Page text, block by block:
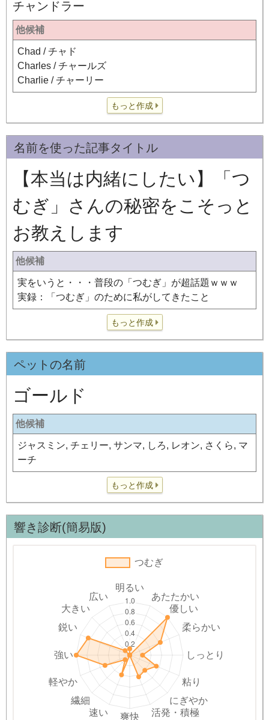
チャンドラー
他候補
Chad / チャド
Charles / チャールズ
Charlie / チャーリー
もっと作成
名前を使った記事タイトル
【本当は内緒にしたい】「つ
むぎ」さんの秘密をこそっと
お教えします
他候補
実をいうと・・・普段の「つむぎ」が超話題ｗｗｗ
実録：「つむぎ」のために私がしてきたこと
もっと作成
ペットの名前
ゴールド
他候補
ジャスミン, チェリー, サンマ, しろ, レオン, さくら, マ
ーチ
もっと作成
響き診断(簡易版)